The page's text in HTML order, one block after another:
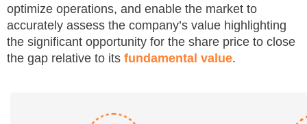
optimize operations, and enable the market to
accurately assess the company’s value highlighting
the significant opportunity for the share price to close
the gap relative to its fundamental value.